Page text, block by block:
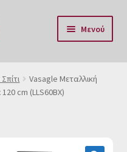
Μενού
Vasagle Μεταλλική
cm (LLS60BX)